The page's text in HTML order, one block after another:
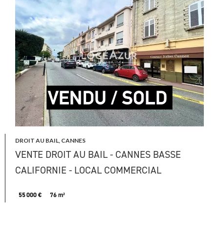
DROIT AU BAIL, CANNES
VENTE DROIT AU BAIL - CANNES BASSE
CALIFORNIE - LOCAL COMMERCIAL
55 000 € 76 m²